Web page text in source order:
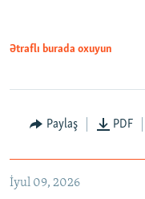
Ətraflı burada oxuyun
Paylaş PDF
İyul 09, 2026